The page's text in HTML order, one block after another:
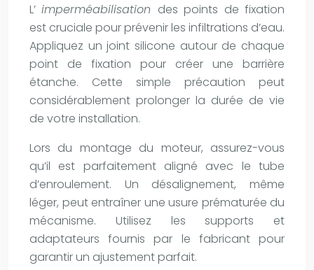
L’imperméabilisation des points de fixation
est cruciale pour prévenir les infiltrations d’eau.
Appliquez un joint silicone autour de chaque
point de fixation pour créer une barrière
étanche. Cette simple précaution peut
considérablement prolonger la durée de vie
de votre installation.
Lors du montage du moteur, assurez-vous
qu’il est parfaitement aligné avec le tube
d’enroulement. Un désalignement, même
léger, peut entraîner une usure prématurée du
mécanisme. Utilisez les supports et
adaptateurs fournis par le fabricant pour
garantir un ajustement parfait.